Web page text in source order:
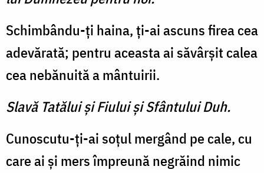
Schimbându-ţi haina, ţi-ai ascuns firea cea
adevărată; pen­tru aceasta ai săvârşit calea
cea nebănuită a mântuirii.
Slavă Tatălui şi Fiului şi Sfântului Duh.
Cunoscutu-ţi-ai soţul mer­gând pe cale, cu
care ai şi mers împreună negrăind nimic